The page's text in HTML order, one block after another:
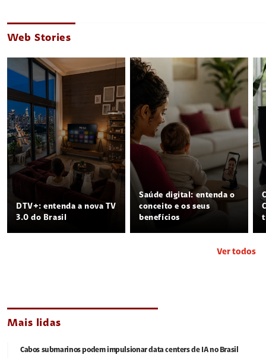
Web Stories
DTV+: entenda a nova TV
3.0 do Brasil
Saúde digital: entenda o
conceito e os seus
benefícios
Ver todos
Mais lidas
Cabos submarinos podem impulsionar data centers de IA no Brasil